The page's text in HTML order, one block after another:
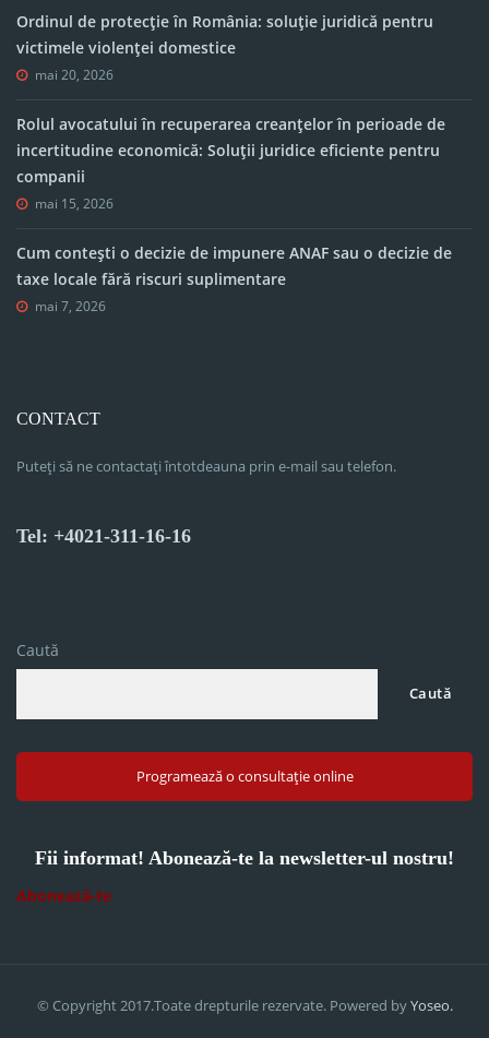
Ordinul de protecție în România: soluție juridică pentru
victimele violenței domestice
mai 20, 2026
Rolul avocatului în recuperarea creanțelor în perioade de
incertitudine economică: Soluții juridice eficiente pentru
companii
mai 15, 2026
Cum contești o decizie de impunere ANAF sau o decizie de
taxe locale fără riscuri suplimentare
mai 7, 2026
CONTACT
Puteți să ne contactați întotdeauna prin e-mail sau telefon.
Tel: +4021-311-16-16
Caută
Caută
Programează o consultație online
Fii informat! Abonează-te la newsletter-ul nostru!
Abonează-te
© Copyright 2017.Toate drepturile rezervate. Powered byYoseo.